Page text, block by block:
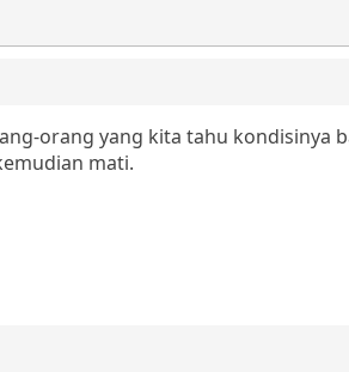
orang yang kita tahu kondisinya
mati.